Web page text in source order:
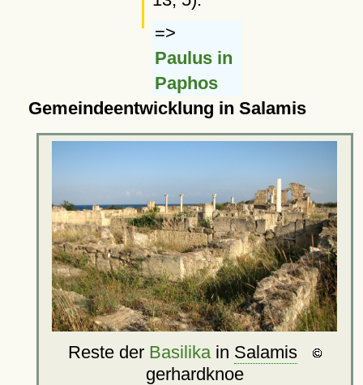
=>
Paulus in
Paphos
Gemeindeentwicklung in Salamis
Reste der Basilikain Salamis
gerhardknoe